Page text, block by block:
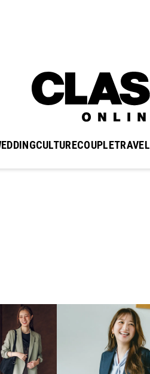
CULTURECOUPLETRAVEL
BEAUTY
忙しい毎日に「うるおいター
ボ」を。新【SOFINA BASIC＋】
のお手入れでうるおってなめら